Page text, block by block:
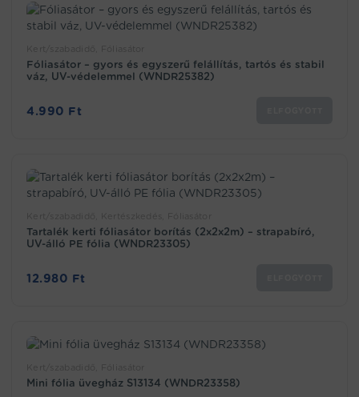
Fóliasátor – gyors és egyszerű felállítás, tartós és stabil
váz, UV-védelemmel (WNDR25382)
4.990 Ft
Tartalék kerti fóliasátor borítás (2x2x2m) – strapabíró,
UV-álló PE fólia (WNDR23305)
12.980 Ft
Mini fólia üvegház S13134 (WNDR23358)